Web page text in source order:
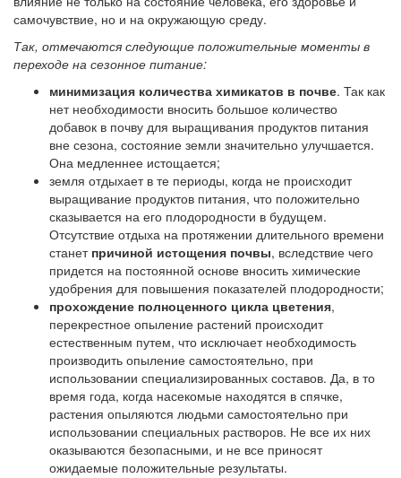
самочувствие, но и на окружающую среду.
Так, отмечаются следующие положительные моменты в
переходе на сезонное питание:
минимизация количества химикатов в почве. Так как
нет необходимости вносить большое количество
добавок в почву для выращивания продуктов питания
вне сезона, состояние земли значительно улучшается.
Она медленнее истощается;
земля отдыхает в те периоды, когда не происходит
выращивание продуктов питания, что положительно
сказывается на его плодородности в будущем.
Отсутствие отдыха на протяжении длительного времени
станет причиной истощения почвы, вследствие чего
придется на постоянной основе вносить химические
удобрения для повышения показателей плодородности;
прохождение полноценного цикла цветения,
перекрестное опыление растений происходит
естественным путем, что исключает необходимость
производить опыление самостоятельно, при
использовании специализированных составов. Да, в то
время года, когда насекомые находятся в спячке,
растения опыляются людьми самостоятельно при
использовании специальных растворов. Не все их них
оказываются безопасными, и не все приносят
ожидаемые положительные результаты.